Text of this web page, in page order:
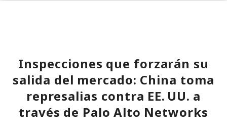
Inspecciones que forzarán su
salida del mercado: China toma
represalias contra EE. UU. a
través de Palo Alto Networks